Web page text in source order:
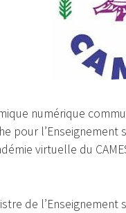
numérique
pour l’Enseignement
virtuelle du
de l’Enseignement